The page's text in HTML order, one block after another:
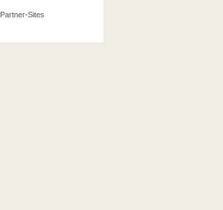
Partner-Sites